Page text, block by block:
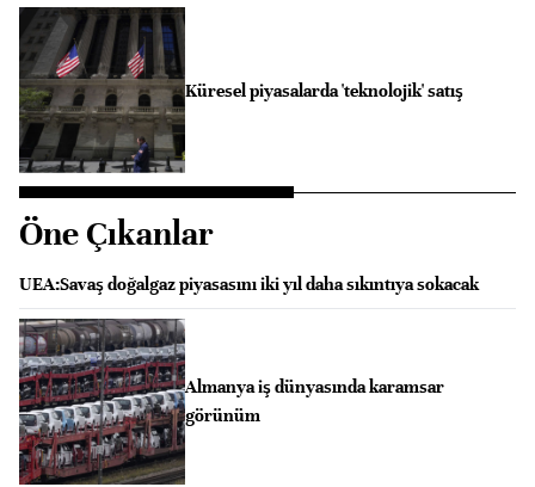
Küresel piyasalarda 'teknolojik' satış
Öne Çıkanlar
UEA:Savaş doğalgaz piyasasını iki yıl daha sıkıntıya sokacak
Almanya iş dünyasında karamsar
görünüm